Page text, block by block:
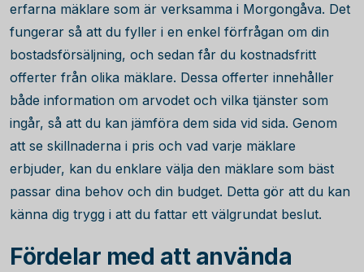
erfarna mäklare som är verksamma i Morgongåva. Det
fungerar så att du fyller i en enkel förfrågan om din
bostadsförsäljning, och sedan får du kostnadsfritt
offerter från olika mäklare. Dessa offerter innehåller
både information om arvodet och vilka tjänster som
ingår, så att du kan jämföra dem sida vid sida. Genom
att se skillnaderna i pris och vad varje mäklare
erbjuder, kan du enklare välja den mäklare som bäst
passar dina behov och din budget. Detta gör att du kan
känna dig trygg i att du fattar ett välgrundat beslut.
Fördelar med att använda